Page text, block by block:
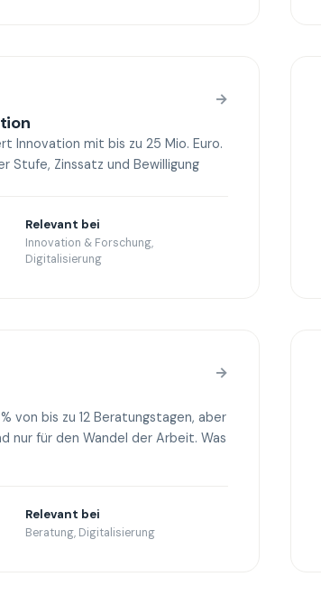
→
Innovation mit bis zu 25 Mio. Euro.
Stufe, Zinssatz und Bewilligung
Relevant bei
Innovation & Forschung,
Digitalisierung
→
von bis zu 12 Beratungstagen, aber
nur für den Wandel der Arbeit. Was
Relevant bei
Beratung, Digitalisierung